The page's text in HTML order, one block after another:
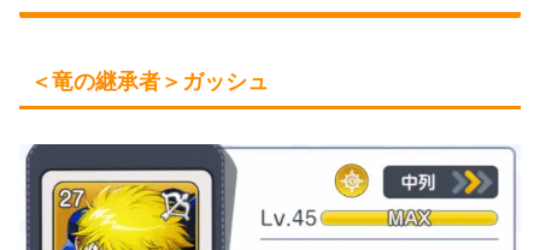
＜竜の継承者＞ガッシュ